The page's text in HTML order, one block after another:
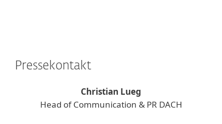
Pressekontakt
Christian Lueg
Head of Communication & PR DACH